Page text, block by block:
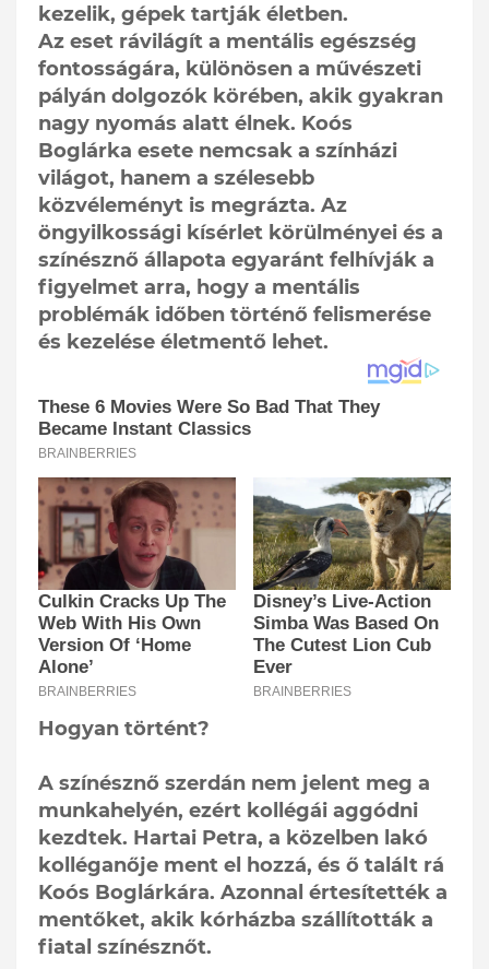
kezelik, gépek tartják életben.
Az eset rávilágít a mentális egészség
fontosságára, különösen a művészeti
pályán dolgozók körében, akik gyakran
nagy nyomás alatt élnek. Koós
Boglárka esete nemcsak a színházi
világot, hanem a szélesebb
közvéleményt is megrázta. Az
öngyilkossági kísérlet körülményei és a
színésznő állapota egyaránt felhívják a
figyelmet arra, hogy a mentális
problémák időben történő felismerése
és kezelése életmentő lehet.
Hogyan történt?
A színésznő szerdán nem jelent meg a
munkahelyén, ezért kollégái aggódni
kezdtek. Hartai Petra, a közelben lakó
kolléganője ment el hozzá, és ő talált rá
Koós Boglárkára. Azonnal értesítették a
mentőket, akik kórházba szállították a
fiatal színésznőt.